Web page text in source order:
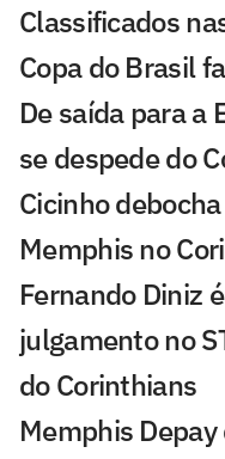
Classificados
Copa do Brasil
De saída para a
se despede do
Cicinho
Memphis no
Fernando Diniz
julgamento no
do Corinthians
Memphis